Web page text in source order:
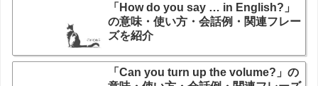
「How do you say … in English?」
の意味・使い方・会話例・関連フレー
ズを紹介
「Can you turn up the volume?」の